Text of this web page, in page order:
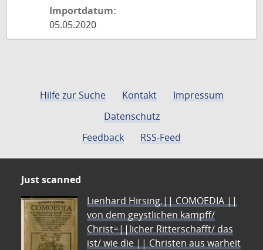
Importdatum:
05.05.2020
Hilfe zur Suche Kontakt
Impressum
Datenschutz
Feedback
RSS-Feed
Just scanned
Lienhard Hirsing.|| COMOEDIA ||
von dem geystlichen kampff/
Christ=||licher Ritterschafft/ das
ist/ wie die || Christen aus warheit